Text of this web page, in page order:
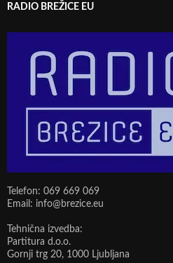
RADIO BREŽICE EU
Telefon: 069 669 069
Email: info@brezice.eu
Tehnična izvedba:
Partitura d.o.o.
Gornji trg 20, 1000 Ljubljana